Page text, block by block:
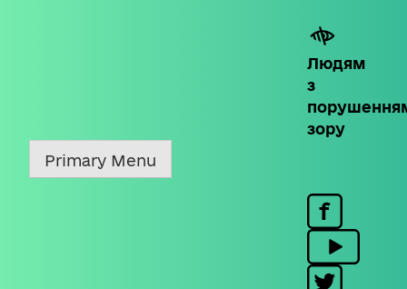
Людям
з
зору
Primary Menu